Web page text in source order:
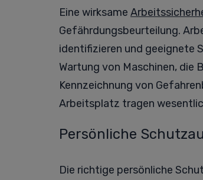
Eine wirksame
Gefährdungsbeurteilung.
identifizieren und geeignete
Wartung von Maschinen, die
Kennzeichnung von
Arbeitsplatz tragen
Persönliche
Die richtige persönliche